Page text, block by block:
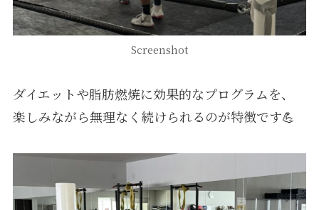
Screenshot
ダイエットや脂肪燃焼に効果的なプログラムを、
楽しみながら無理なく続けられるのが特徴です💪